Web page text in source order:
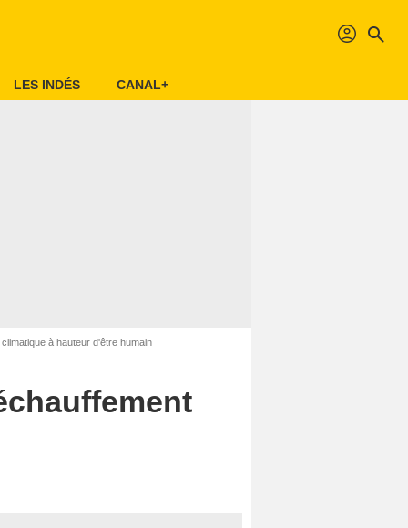
profil search
LES INDÉS CANAL+
à hauteur d'être humain